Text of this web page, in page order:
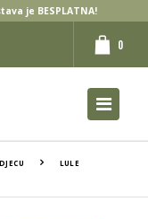
je BESPLATNA!
0
LULE